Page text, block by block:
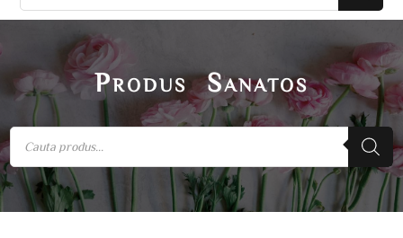
Produs Sanatos